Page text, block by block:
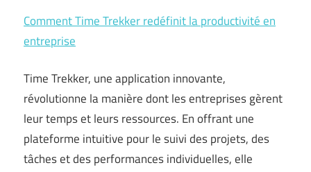
Comment Time Trekker redéfinit la productivité en
entreprise
Time Trekker, une application innovante,
révolutionne la manière dont les entreprises gèrent
leur temps et leurs ressources. En offrant une
plateforme intuitive pour le suivi des projets, des
tâches et des performances individuelles, elle